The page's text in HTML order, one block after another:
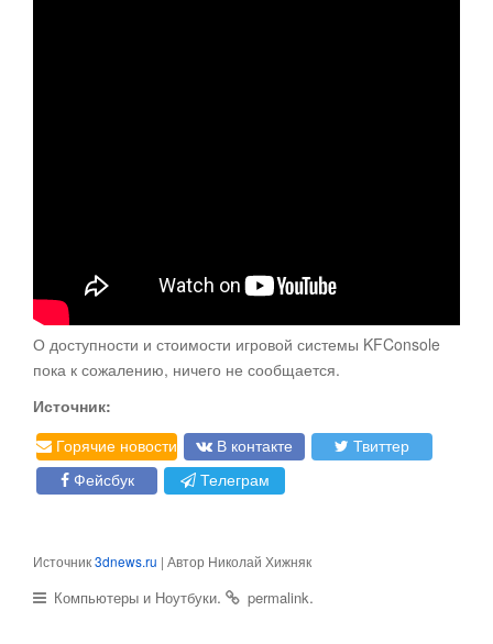
О доступности и стоимости игровой системы KFConsole
пока к сожалению, ничего не сообщается.
Источник:
Горячие новости
В контакте
Твиттер
Фейсбук
Телеграм
Источник3dnews.ru | Автор Николай Хижняк
Компьютеры и Ноутбуки. permalink.